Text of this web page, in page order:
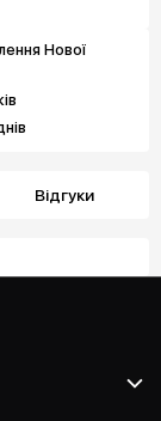
Нової
Відгуки